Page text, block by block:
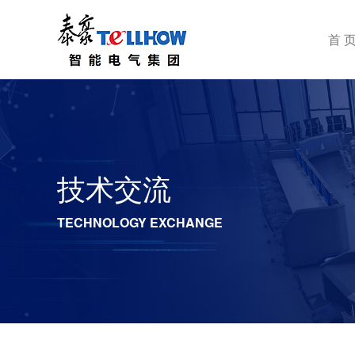
首
技术交流
TECHNOLOGY EXCHANGE